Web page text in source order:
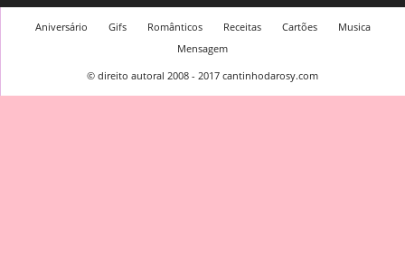
Aniversário Gifs Românticos Receitas Cartões
Musica
Mensagem
© direito autoral 2008 - 2017 cantinhodarosy.com